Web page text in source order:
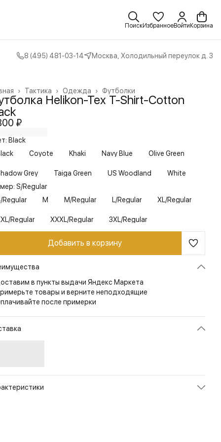
ПоискИзбранноеВойти Корзина
8 (495) 481-03-14 Москва, Холодильный переулок д. 3
Футболки
Одежда ›
Тактика ›
›
Helikon-Tex T-Shirt-Cotton
₽
Black
Coyote Khaki Navy Blue Olive Green
Grey Taiga Green US Woodland
White
S/Regular
Regular
M M/Regular L/Regular XL/Regular
Regular XXXL/Regular 3XL/Regular
Добавить в корзину
в пункты выдачи Яндекс Маркета
товары и верните неподходящие
после примерки